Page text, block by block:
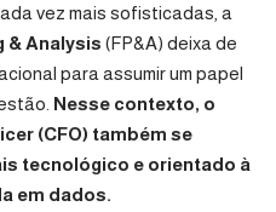
vez mais sofisticadas, a
& Analysis (FP&A) deixa de
para assumir um papel
Nesse contexto, o
(CFO) também se
tecnológico e orientado à
em dados.